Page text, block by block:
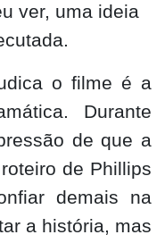
ver, uma ideia
o filme é a
Durante
de que a
de Phillips
demais na
a história, mas